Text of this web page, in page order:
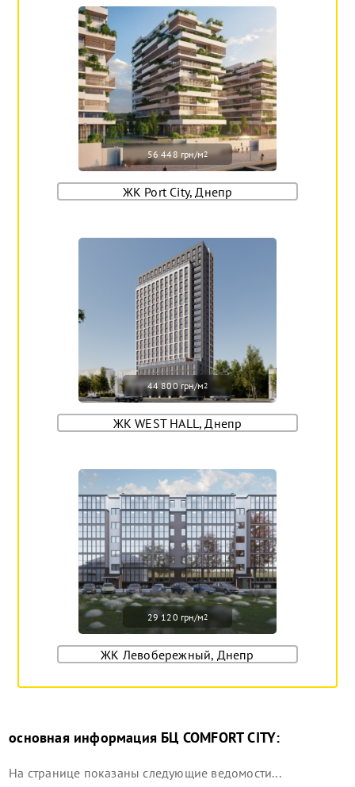
56 448 грн/м2
ЖК Port City, Днепр
44 800 грн/м2
ЖК WEST HALL, Днепр
29 120 грн/м2
ЖК Левобережный, Днепр
основная информация БЦ COMFORT CITY:
На странице показаны следующие ведомости...